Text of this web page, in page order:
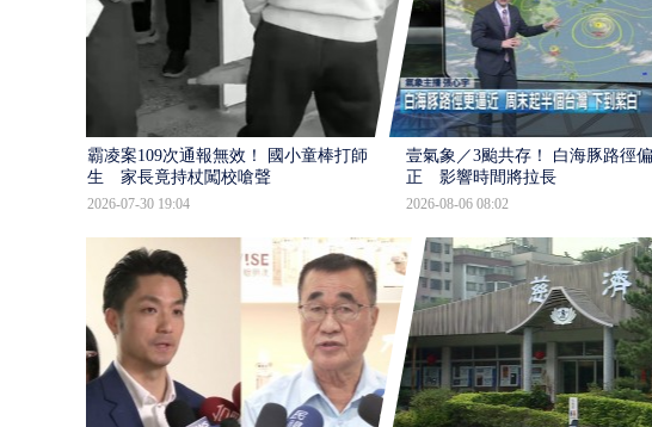
霸凌案109次通報無效！ 國小童棒打師
生 家長竟持杖闖校嗆聲
2026-07-30 19:04
壹氣象／3颱共存！ 白海豚路徑
正 影響時間將拉長
2026-08-06 08:02